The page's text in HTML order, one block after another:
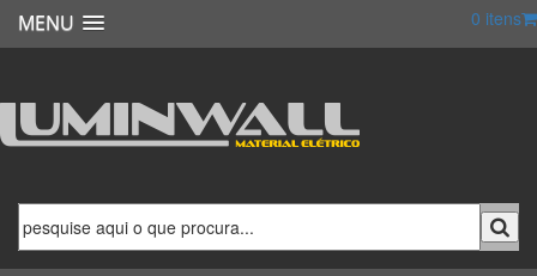
MENU 0 itens